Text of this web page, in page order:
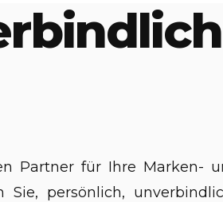
Partner für Ihre Marken-
persönlich,